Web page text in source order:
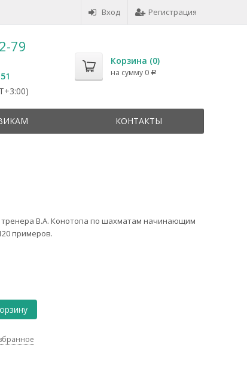
Вход Регистрация
79
Корзина (0)
на сумму 0 Р
КОНТАКТЫ
В.А. Конотопа по шахматам начинающим
примеров.